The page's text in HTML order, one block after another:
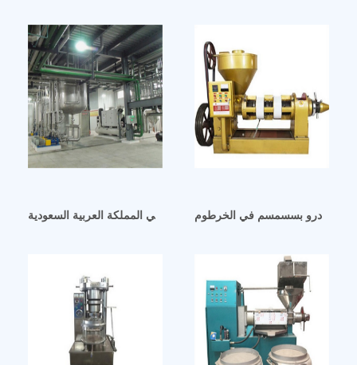
آلات عصر الزيت الجديدة لزيت الحبوب في المملكة العربية السعودية
جادرو بسسمسم في الخرطوم